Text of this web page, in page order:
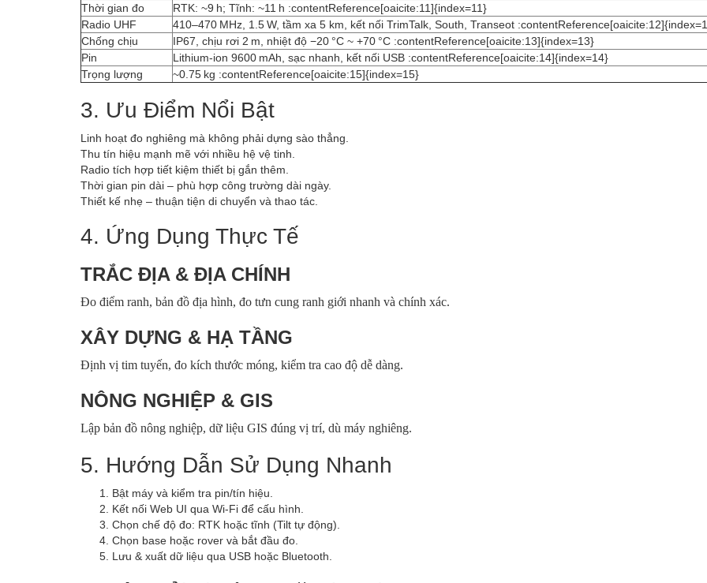
Thời gian đo
RTK: ~9 h; Tĩnh: ~11 h :contentReference[oaicite:11]{index=11}
Radio UHF
410–470 MHz, 1.5 W, tầm xa 5 km, kết nối TrimTalk, South, Transeot
Chống chịu
IP67, chịu rơi 2 m, nhiệt độ −20 °C ~ +70 °C :contentReference[oaicite:13]{index=13}
Pin
Lithium-ion 9600 mAh, sạc nhanh, kết nối USB :contentReference[oaicite:14]{index=14}
Trọng lượng
~0.75 kg :contentReference[oaicite:15]{index=15}
3. Ưu Điểm Nổi Bật
Linh hoạt đo nghiêng mà không phải dựng sào thẳng.
Thu tín hiệu mạnh mẽ với nhiều hệ vệ tinh.
Radio tích hợp tiết kiệm thiết bị gắn thêm.
Thời gian pin dài – phù hợp công trường dài ngày.
Thiết kế nhẹ – thuận tiện di chuyển và thao tác.
4. Ứng Dụng Thực Tế
TRẮC ĐỊA & ĐỊA CHÍNH
Đo điểm ranh, bản đồ địa hình, đo tưn cung ranh giới nhanh và chính xác.
XÂY DỰNG & HẠ TẦNG
Định vị tim tuyến, đo kích thước móng, kiểm tra cao độ dễ dàng.
NÔNG NGHIỆP & GIS
Lập bản đồ nông nghiệp, dữ liệu GIS đúng vị trí, dù máy nghiêng.
5. Hướng Dẫn Sử Dụng Nhanh
Bật máy và kiểm tra pin/tín hiệu.
Kết nối Web UI qua Wi‑Fi để cấu hình.
Chọn chế độ đo: RTK hoặc tĩnh (Tilt tự động).
Chọn base hoặc rover và bắt đầu đo.
Lưu & xuất dữ liệu qua USB hoặc Bluetooth.